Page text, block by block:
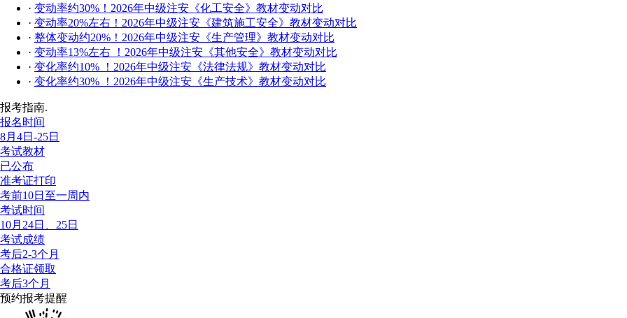
· 变动率约30%！2026年中级注安《化工安全》教材变动对比
· 变动率20%左右！2026年中级注安《建筑施工安全》教材变动对比
· 整体变动约20%！2026年中级注安《生产管理》教材变动对比
· 变动率13%左右 ！2026年中级注安《其他安全》教材变动对比
· 变化率约10% ！2026年中级注安《法律法规》教材变动对比
· 变化率约30% ！2026年中级注安《生产技术》教材变动对比
报考指南.
报名时间
8月4日-25日
考试教材
已公布
准考证打印
考前10日至一周内
考试时间
10月24日、25日
考试成绩
考后2-3个月
合格证领取
考后3个月
预约报考提醒